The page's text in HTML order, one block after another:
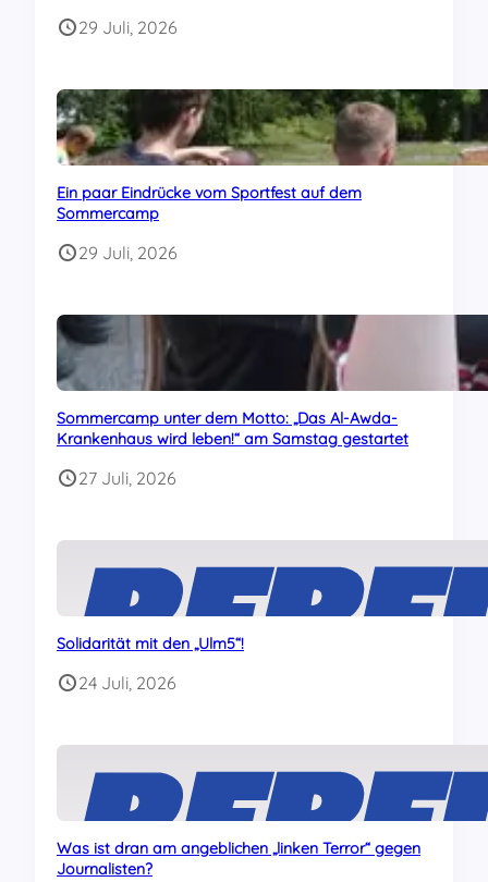
29 Juli, 2026
Ein paar Eindrücke vom Sportfest auf dem
Sommercamp
29 Juli, 2026
Sommercamp unter dem Motto: „Das Al-Awda-
Krankenhaus wird leben!“ am Samstag gestartet
27 Juli, 2026
Solidarität mit den „Ulm5“!
24 Juli, 2026
Was ist dran am angeblichen „linken Terror“ gegen
Journalisten?